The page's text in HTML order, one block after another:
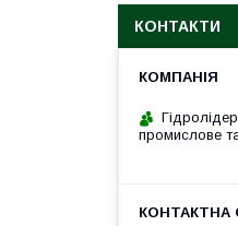
КОНТАКТИ
промислове